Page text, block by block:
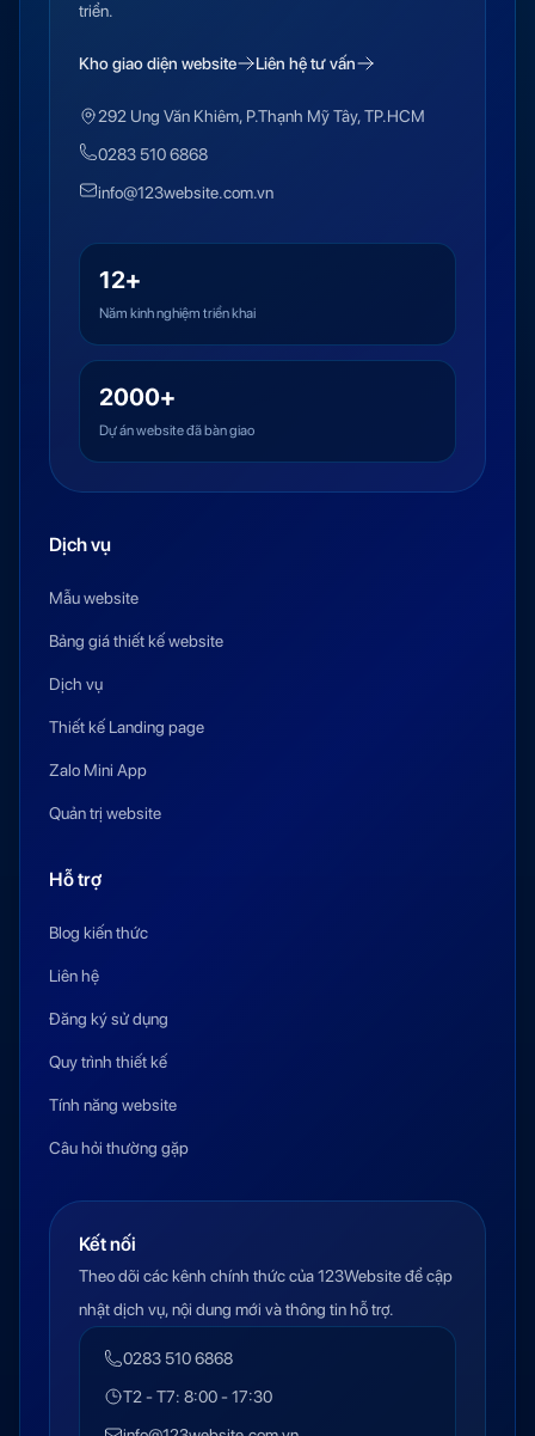
triển.
Kho giao diện website Liên hệ tư vấn
292 Ung Văn Khiêm, P.Thạnh Mỹ Tây, TP.HCM
0283 510 6868
info@123website.com.vn
12+
Năm kinh nghiệm triển khai
2000+
Dự án website đã bàn giao
Dịch vụ
Mẫu website
Bảng giá thiết kế website
Dịch vụ
Thiết kế Landing page
Zalo Mini App
Quản trị website
Hỗ trợ
Blog kiến thức
Liên hệ
Đăng ký sử dụng
Quy trình thiết kế
Tính năng website
Câu hỏi thường gặp
Kết nối
Theo dõi các kênh chính thức của 123Website để cập
nhật dịch vụ, nội dung mới và thông tin hỗ trợ.
0283 510 6868
T2 - T7: 8:00 - 17:30